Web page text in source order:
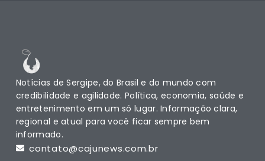
Notícias de Sergipe, do Brasil e do mundo com
credibilidade e agilidade. Política, economia, saúde e
entretenimento em um só lugar. Informação clara,
regional e atual para você ficar sempre bem
informado.
contato@cajunews.com.br